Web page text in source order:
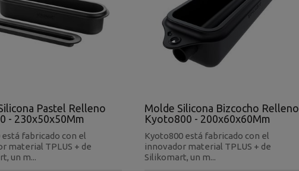
Pastel Relleno
- 230x50x50Mm
está fabricado con el
material TPLUS + de
un m...
Molde Silicona Bizcocho Relleno
Kyoto800 - 200x60x60Mm
Kyoto800 está fabricado con el
innovador material TPLUS + de
Silikomart, un m...